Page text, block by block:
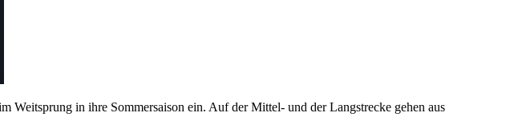
in ihre Sommersaison ein. Auf der Mittel- und der Langstrecke gehen aus